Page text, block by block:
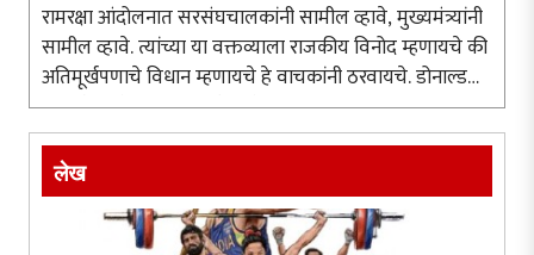
रामरक्षा आंदोलनात सरसंघचालकांनी सामील व्हावे, मुख्यमंत्र्यांनी
सामील व्हावे. त्यांच्या या वक्तव्याला राजकीय विनोद म्हणायचे की
अतिमूर्खपणाचे विधान म्हणायचे हे वाचकांनी ठरवायचे. डोनाल्ड
ट्रम्प, ब्रिटनचे पंतप्रधान, रशियाचे पुतीन यांना आंदोलनात सहभागी
..
लेख